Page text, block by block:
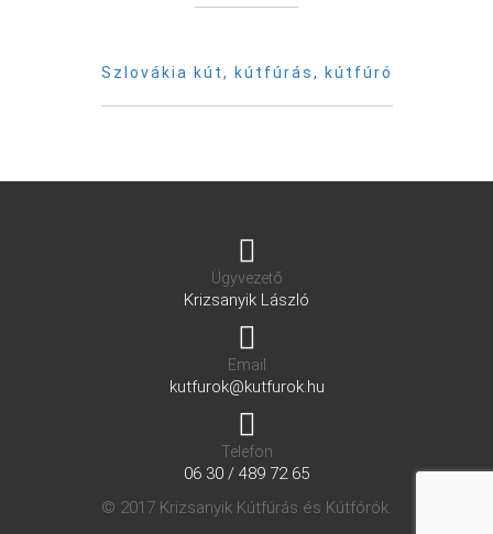
Szlovákia kút, kútfúrás, kútfúró
Ügyvezető
Krizsanyik László
Email
kutfurok@kutfurok.hu
Telefon
06 30 / 489 72 65
© 2017 Krizsanyik Kútfúrás és Kútfórók.